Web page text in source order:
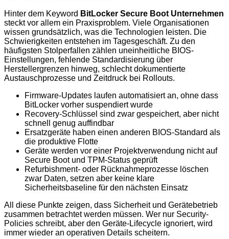
Hinter dem Keyword BitLocker Secure Boot Unternehmen
steckt vor allem ein Praxisproblem. Viele Organisationen
wissen grundsätzlich, was die Technologien leisten. Die
Schwierigkeiten entstehen im Tagesgeschäft. Zu den
häufigsten Stolperfallen zählen uneinheitliche BIOS-
Einstellungen, fehlende Standardisierung über
Herstellergrenzen hinweg, schlecht dokumentierte
Austauschprozesse und Zeitdruck bei Rollouts.
Firmware-Updates laufen automatisiert an, ohne dass
BitLocker vorher suspendiert wurde
Recovery-Schlüssel sind zwar gespeichert, aber nicht
schnell genug auffindbar
Ersatzgeräte haben einen anderen BIOS-Standard als
die produktive Flotte
Geräte werden vor einer Projektverwendung nicht auf
Secure Boot und TPM-Status geprüft
Refurbishment- oder Rücknahmeprozesse löschen
zwar Daten, setzen aber keine klare
Sicherheitsbaseline für den nächsten Einsatz
All diese Punkte zeigen, dass Sicherheit und Gerätebetrieb
zusammen betrachtet werden müssen. Wer nur Security-
Policies schreibt, aber den Geräte-Lifecycle ignoriert, wird
immer wieder an operativen Details scheitern.